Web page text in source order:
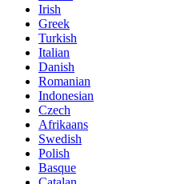
Irish
Greek
Turkish
Italian
Danish
Romanian
Indonesian
Czech
Afrikaans
Swedish
Polish
Basque